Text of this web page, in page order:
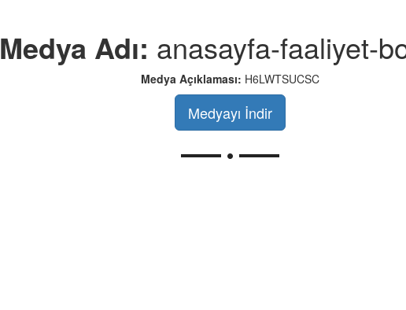
Medya Adı: anasayfa-faaliyet-
Medya Açıklaması: H6LWTSUCSC
Medyayı İndir